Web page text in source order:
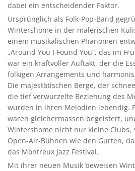
dabei ein entscheidender Faktor.
Ursprünglich als Folk-Pop-Band
Wintershome in der malerischen
einem musikalischen Phänomen
„Around You I Found You“, das im
war ein kraftvoller Auftakt, der die
folkigen Arrangements und
Die majestätischen Berge, der
die tief verwurzelte Beziehung des
wurden in ihren Melodien lebendig.
waren gleichermassen begeistert,
Wintershome nicht nur kleine Clubs,
Open-Air-Bühnen wie den Gurten,
das Montreux Jazz Festival.
Mit ihrer neuen Musik beweisen